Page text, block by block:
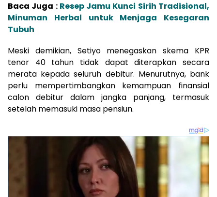
Baca Juga : Resep Jamu Kunci Sirih Tradisional,
Minuman Herbal untuk Menjaga Kesegaran
Tubuh
Meski demikian, Setiyo menegaskan skema KPR
tenor 40 tahun tidak dapat diterapkan secara
merata kepada seluruh debitur. Menurutnya, bank
perlu mempertimbangkan kemampuan finansial
calon debitur dalam jangka panjang, termasuk
setelah memasuki masa pensiun.